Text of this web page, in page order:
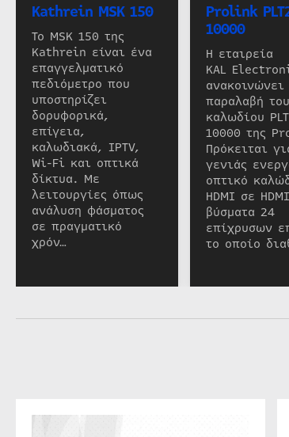
Kathrein MSK 150
Το MSK 150 της
Kathrein είναι ένα
επαγγελματικό
πεδιόμετρο που
υποστηρίζει
δορυφορικά,
επίγεια,
καλωδιακά, IPTV,
Wi-Fi και οπτικά
δίκτυα. Με
λειτουργίες όπως
ανάλυση φάσματος
σε πραγματικό
χρόν…
Prolink
10000
Η εταιρεία
KAL
ανακοινώνει
παραλαβή του
καλωδίου
10000 της
Πρόκειται
γενιάς
οπτικό
HDMI σε
βύσματα 24
επίχρυσων
το οποίο